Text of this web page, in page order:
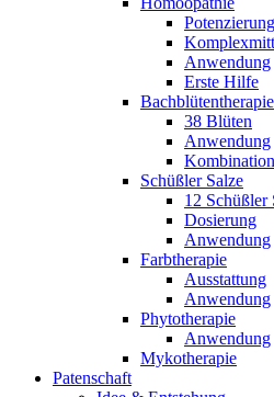
Potenzierung
Anwendung
Erste Hilfe
Bachblütentherapie
38 Blüten
Anwendung
Schüßler Salze
12 Schüßler
Dosierung
Anwendung
Farbtherapie
Ausstattung
Anwendung
Phytotherapie
Anwendung
Mykotherapie
Patenschaft